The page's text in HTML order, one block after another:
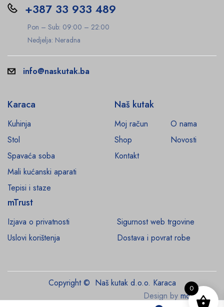
+387 33 933 489
Pon – Sub: 09:00 – 22:00
Nedjelja: Neradna
info@naskutak.ba
Karaca
Kuhinja
Stol
Spavaća soba
Mali kućanski aparati
Tepisi i staze
Naš kutak
Moj račun
O nama
Shop
Novosti
Kontakt
mTrust
Izjava o privatnosti
Sigurnost web trgovine
Uslovi korištenja
Dostava i povrat robe
Copyright © Naš kutak d.o.o. Karaca
Design by monroe.ba
0